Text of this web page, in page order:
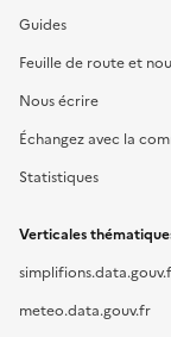
Guides
Feuille de route et
Nous écrire
Échangez avec la
Statistiques
Verticales
meteo.data.gouv.fr